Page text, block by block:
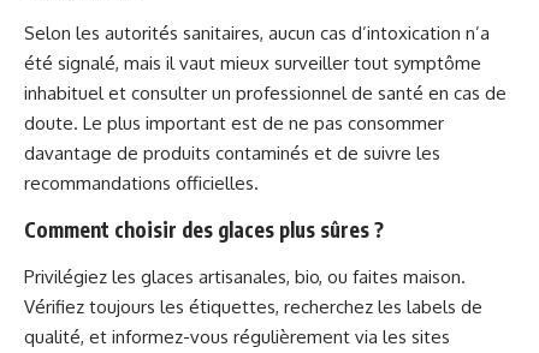
Selon les autorités sanitaires, aucun cas d’intoxication n’a
été signalé, mais il vaut mieux surveiller tout symptôme
inhabituel et consulter un professionnel de santé en cas de
doute. Le plus important est de ne pas consommer
davantage de produits contaminés et de suivre les
recommandations officielles.
Comment choisir des glaces plus sûres ?
Privilégiez les glaces artisanales, bio, ou faites maison.
Vérifiez toujours les étiquettes, recherchez les labels de
qualité, et informez-vous régulièrement via les sites